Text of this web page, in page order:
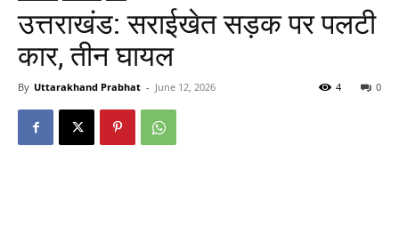
उत्तराखंड: सराईखेत सड़क पर पलटी
कार, तीन घायल
By Uttarakhand Prabhat - June 12, 2026 0
4